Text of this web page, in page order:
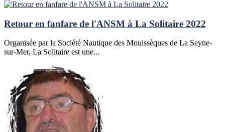
Retour en fanfare de l'ANSM à La Solitaire 2022
Organisée par la Société Nautique des Mouissèques de La Seyne-
sur-Mer, La Solitaire est une...